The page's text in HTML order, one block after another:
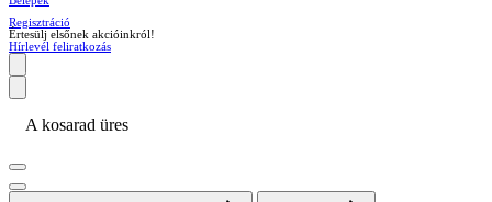
Regisztráció
Értesülj elsőnek akcióinkról!
Hírlevél feliratkozás
A kosarad üres